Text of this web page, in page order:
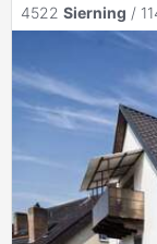
4522 Sierning /